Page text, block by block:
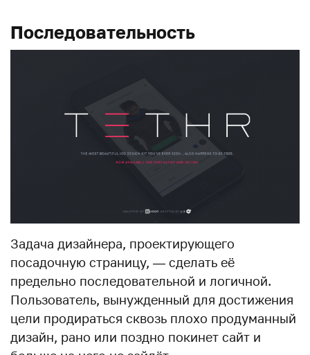
Последовательность
Задача дизайнера, проектирующего
посадочную страницу, — сделать её
предельно последовательной и логичной.
Пользователь, вынужденный для достижения
цели продираться сквозь плохо продуманный
дизайн, рано или поздно покинет сайт и